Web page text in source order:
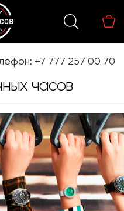
+7 777 257 00 70
часов